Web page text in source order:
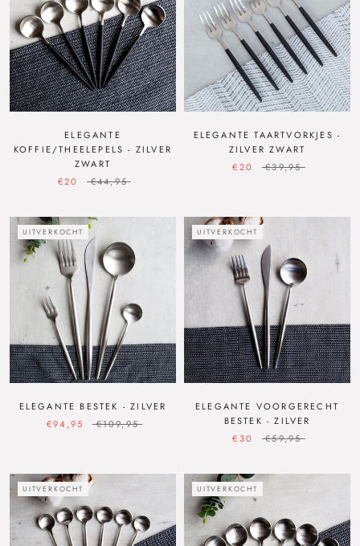
ELEGANTE
KOFFIE/THEELEPELS - ZILVER
ZWART
€20
€44,95
ELEGANTE TAARTVORKJES -
ZILVER ZWART
€20
€39,95
UITVERKOCHT
ELEGANTE BESTEK - ZILVER
€94,95
€109,95
UITVERKOCHT
ELEGANTE VOORGERECHT
BESTEK - ZILVER
€30
€59,95
UITVERKOCHT UITVERKOCHT